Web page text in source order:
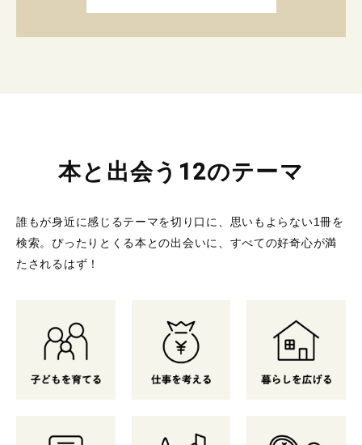
本と出会う12のテーマ
誰もが身近に感じるテーマを切り口に、思いもよらない1冊を
検索。 ぴったりとくる本との出会いに、すべての好奇心が満
たされるはず！